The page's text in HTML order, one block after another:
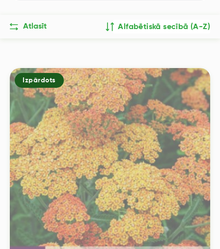
Atlasīt Alfabētiskā secībā (A-Z)